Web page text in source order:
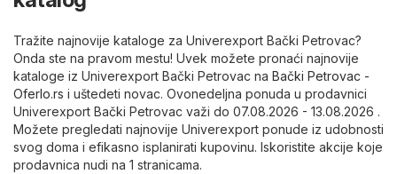
Tražite najnovije kataloge za Univerexport Bački Petrovac?
Onda ste na pravom mestu! Uvek možete pronaći najnovije
kataloge iz Univerexport Bački Petrovac na Bački Petrovac -
Oferlo.rs i uštedeti novac. Ovonedeljna ponuda u prodavnici
Univerexport Bački Petrovac važi do 07.08.2026 - 13.08.2026 .
Možete pregledati najnovije Univerexport ponude iz udobnosti
svog doma i efikasno isplanirati kupovinu. Iskoristite akcije koje
prodavnica nudi na 1 stranicama.